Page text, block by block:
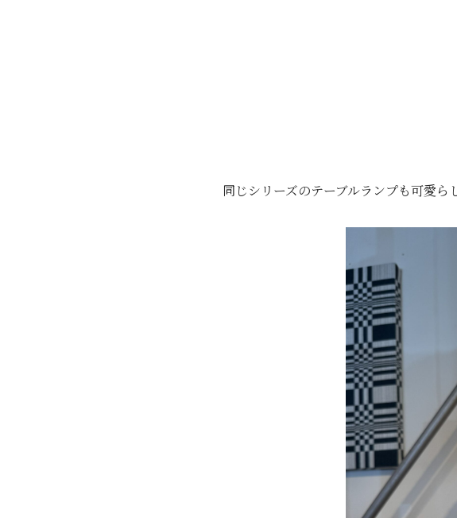
同じシリーズのテーブルランプも可愛ら